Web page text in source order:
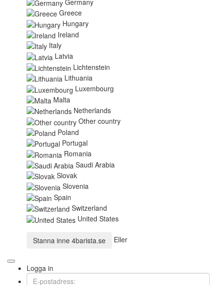
Greece
Hungary
Ireland
Italy
Latvia
Lichtenstein
Lithuania
Luxembourg
Malta
Netherlands
Other country
Poland
Portugal
Romania
Saudi Arabia
Slovak
Slovenia
Spain
Switzerland
United States
Stanna inne 4barista.se Eller
Logga in